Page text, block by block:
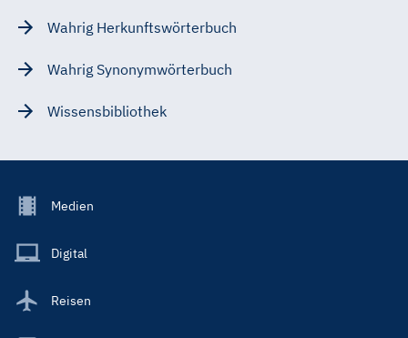
Wahrig Herkunftswörterbuch
Wahrig Synonymwörterbuch
Wissensbibliothek
Footer
Main
Medien
Digital
Reisen